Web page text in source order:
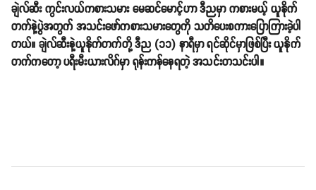
ချဲလ်ဆီး ကွင်းလယ်ကစားသမား မေဆင်မောင့်ဟာ ဒီညမှာ ကစားမယ့် ယူနိုက်
တက်နဲ့ပွဲအတွက် အသင်းဖော်ကစားသမားတွေကို သတိပေးစကားပြောကြားခဲ့ပါ
တယ်။ ချဲလ်ဆီးနဲ့ယူနိုက်တက်တို့ ဒီည (၁၁) နာရီမှာ ရင်ဆိုင်မှာဖြစ်ပြီး ယူနိုက်
တက်ကတော့ ပရီးမီးယားလိဂ်မှာ ရုန်းကန်နေရတဲ့ အသင်းတသင်းပါ။